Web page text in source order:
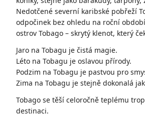
Nedotčené severní karibské pobřeží
odpočinek bez ohledu na roční
ostrov Tobago – skrytý klenot, který
Jaro na Tobagu je čistá magie.
Léto na Tobagu je oslavou přírody.
Podzim na Tobagu je pastvou pro
Zima na Tobagu je stejně dokonalá
Tobago se těší celoročně teplému
destinaci.